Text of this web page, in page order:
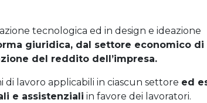
tecnologica ed in design e ideazione
giuridica, dal settore economico di
del reddito dell’impresa.
di lavoro applicabili in ciascun settore ed
e assistenziali in favore dei lavoratori.